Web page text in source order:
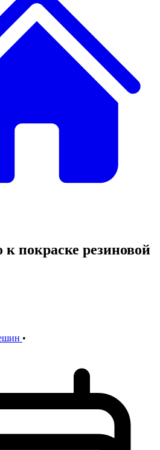
к покраске резиновой
•